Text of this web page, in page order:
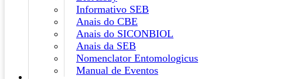
Informativo SEB
Anais do CBE
Anais do SICONBIOL
Anais da SEB
Nomenclator Entomologicus
Manual de Eventos